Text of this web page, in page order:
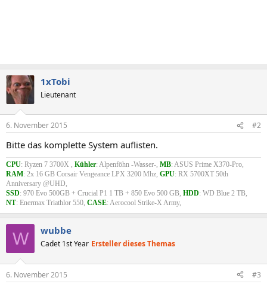
1xTobi
Lieutenant
6. November 2015 #2
Bitte das komplette System auflisten.
CPU: Ryzen 7 3700X , Kühler: Alpenföhn -Wasser-, MB: ASUS Prime X370-Pro,
RAM: 2x 16 GB Corsair Vengeance LPX 3200 Mhz, GPU: RX 5700XT 50th
Anniversary @UHD,
SSD: 970 Evo 500GB + Crucial P1 1 TB + 850 Evo 500 GB, HDD: WD Blue 2 TB,
NT: Enermax Triathlor 550, CASE: Aerocool Strike-X Army,
W wubbe
Cadet 1st Year Ersteller dieses Themas
6. November 2015 #3